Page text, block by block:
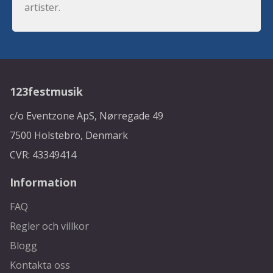
artister.
123festmusik
c/o Eventzone ApS, Nørregade 49
7500 Holstebro, Denmark
CVR: 43349414
Information
FAQ
Regler och villkor
Blogg
Kontakta oss